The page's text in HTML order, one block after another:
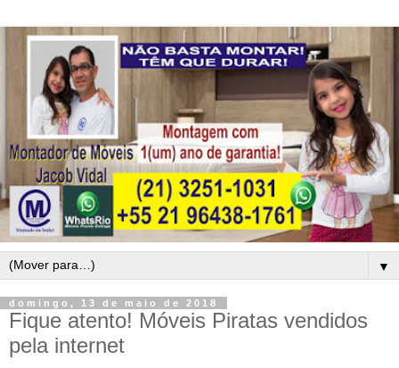
▼
domingo, 13 de maio de 2018
Fique atento! Móveis Piratas vendidos
pela internet